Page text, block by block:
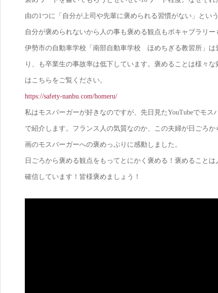
由の1つに「自分が上司や先輩に褒められる習慣がない」とい
自分が褒められないから人の事も褒める観点もボキャブラリ
伊勢市の自動車学校「南部自動車学校 ほめちぎる教習所」
り、も卒業生の事故率は低下しています。褒めることは様々
はこちらをご覧ください。
https://safety-nanbu.com/homeru/
私はモスバーガーが好きなのですが、先日見たYouTubeでモ
で紹介します。フランス人の気質なのか、この夫婦が日ごろ
画のモスバーガーへの褒めっぷりに感動しました。
日ごろから褒める観点をもってとにかく褒める！褒めること
確信しています！皆様褒めましょう！